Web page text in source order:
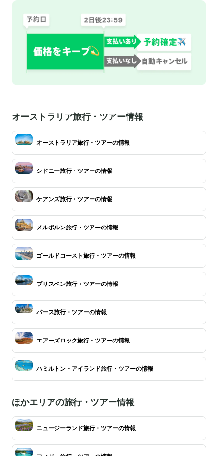
オーストラリア旅行・ツアー情報
オーストラリア旅行・ツアーの情報
シドニー旅行・ツアーの情報
ケアンズ旅行・ツアーの情報
メルボルン旅行・ツアーの情報
ゴールドコースト旅行・ツアーの情報
ブリスベン旅行・ツアーの情報
パース旅行・ツアーの情報
エアーズロック旅行・ツアーの情報
ハミルトン・アイランド旅行・ツアーの情報
ほかエリアの旅行・ツアー情報
ニュージーランド旅行・ツアーの情報